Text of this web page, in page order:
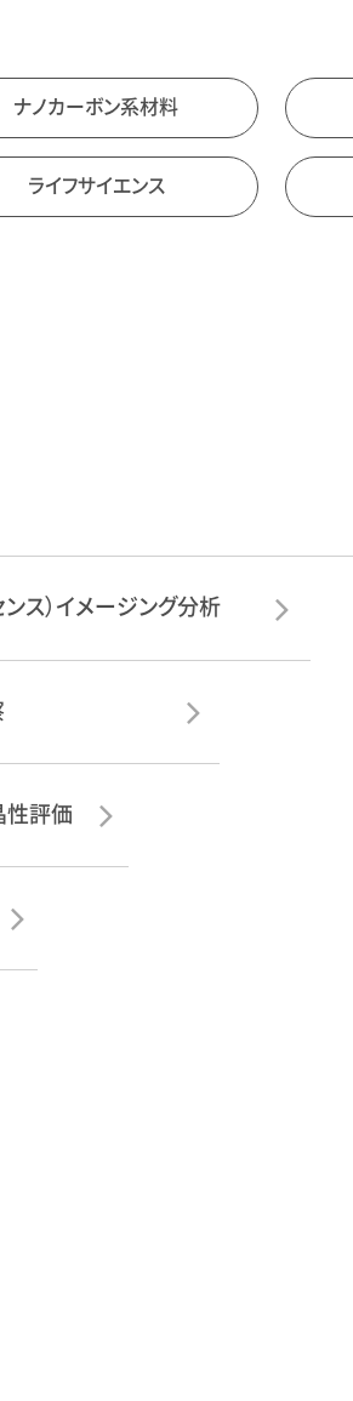
ナノカーボン系材料
ライフサイエンス
ス）イメージング分析
性評価